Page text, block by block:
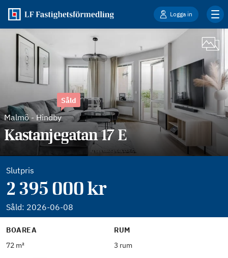
Logga in
Malmö-Hindby
Såld
Kastanjegatan 17 E
Slutpris
2 395 000 kr
Såld: 2026-06-08
BOAREA
72 m²
RUM
3 rum